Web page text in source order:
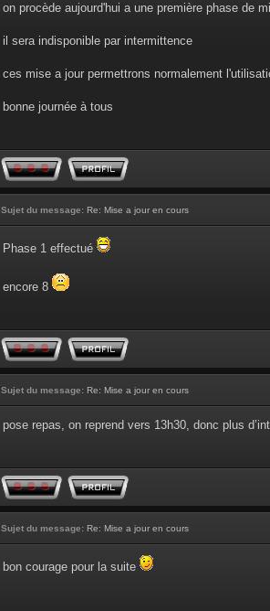
on procède aujourd'hui a une première phase de
il sera indisponible par intermittence
ces mise a jour permettrons normalement
bonne journée à tous
Sujet du message: Re: Mise a jour en cours
Phase 1 effectué
encore 8
Sujet du message: Re: Mise a jour en cours
pose repas, on reprend vers 13h30, donc plus
Sujet du message: Re: Mise a jour en cours
bon courage pour la suite